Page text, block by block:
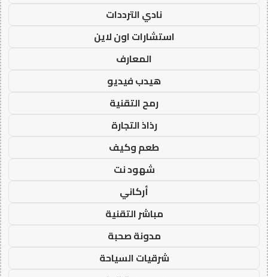
نادي الترددات
استشارات اون لاين
المعارف
هيدب فيديو
رمح التقنية
رذاذ التجارة
طعم وكيف
شهود نت
أركاني
مباشر التقنية
مدونة صحبة
شرقيات السياحة